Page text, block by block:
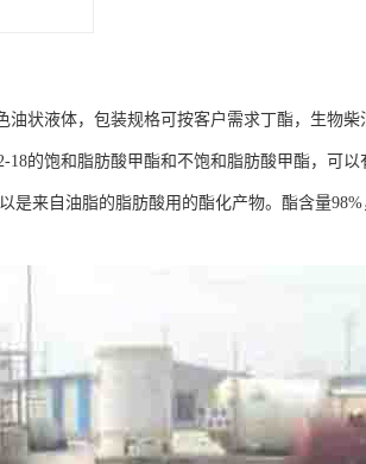
状液体，包装规格可按客户需求丁酯，生物
18的饱和脂肪酸甲酯和不饱和脂肪酸甲酯，可
来自油脂的脂肪酸用的酯化产物。酯含量98%